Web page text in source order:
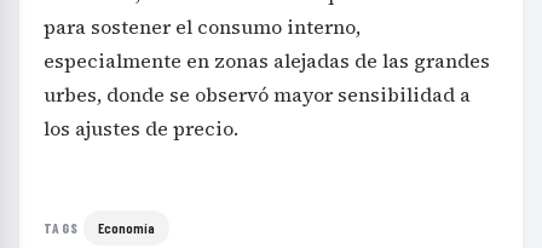
para sostener el consumo interno,
especialmente en zonas alejadas de las grandes
urbes, donde se observó mayor sensibilidad a
los ajustes de precio.
TAGS Economía